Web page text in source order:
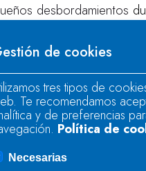
desbordamientos
trabajos se han
recuerda
que obstruyen
crecidas, ya que
Por ello, la
especial
de cookies
tres tipos de
Te recomendamos
y de preferencias
Política de
Necesarias